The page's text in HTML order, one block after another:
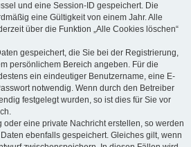
und eine Session-ID gespeichert. Die
eine Gültigkeit von einem Jahr. Alle
über die Funktion „Alle Cookies löschen“
gespeichert, die Sie bei der Registrierung,
persönlichem Bereich angeben. Für die
ein eindeutiger Benutzername, eine E-
notwendig. Wenn durch den Betreiber
festgelegt wurden, so ist dies für Sie vor
oder eine private Nachricht erstellen, so werden
ebenfalls gespeichert. Gleiches gilt, wenn